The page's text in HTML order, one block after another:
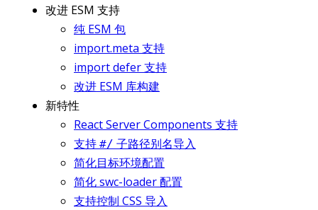
改进 ESM 支持
纯 ESM 包
import.meta 支持
import defer 支持
改进 ESM 库构建
新特性
React Server Components 支持
支持 #/ 子路径别名导入
简化目标环境配置
简化 swc-loader 配置
支持控制 CSS 导入